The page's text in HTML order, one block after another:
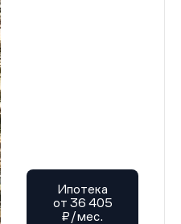
Ипотека
от 36 405
₽/мес.